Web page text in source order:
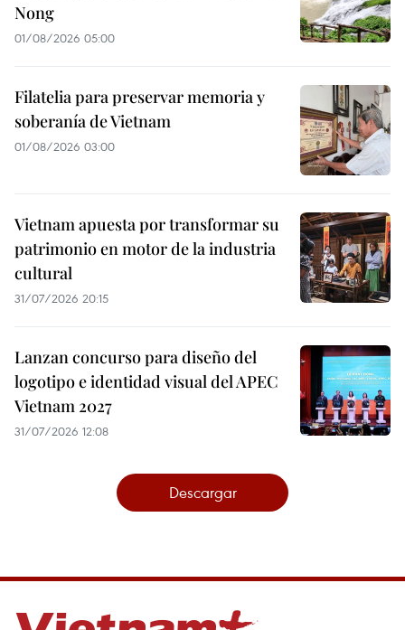
Nong
01/08/2026 05:00
Filatelia para preservar memoria y
soberanía de Vietnam
01/08/2026 03:00
Vietnam apuesta por transformar su
patrimonio en motor de la industria
cultural
31/07/2026 20:15
Lanzan concurso para diseño del
logotipo e identidad visual del APEC
Vietnam 2027
31/07/2026 12:08
Descargar